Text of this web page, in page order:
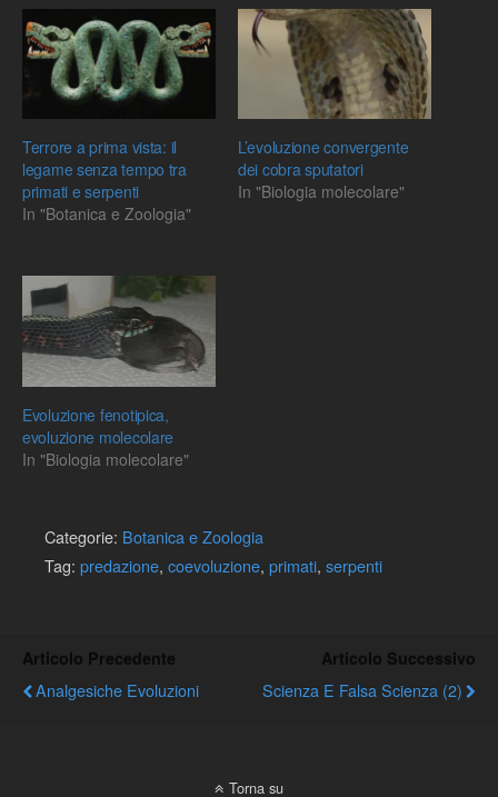
Terrore a prima vista: il
legame senza tempo tra
primati e serpenti
In "Botanica e Zoologia"
L’evoluzione convergente
dei cobra sputatori
In "Biologia molecolare"
Evoluzione fenotipica,
evoluzione molecolare
In "Biologia molecolare"
Categorie: Botanica e Zoologia
Tag: predazione, coevoluzione, primati, serpenti
Articolo Precedente
Analgesiche Evoluzioni
Articolo Successivo
Scienza E Falsa Scienza (2)
Torna su